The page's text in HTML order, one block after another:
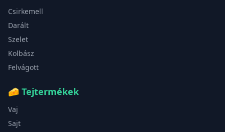
Csirkemell
Darált
Szelet
Kolbász
Felvágott
🧀 Tejtermékek
Vaj
Sajt